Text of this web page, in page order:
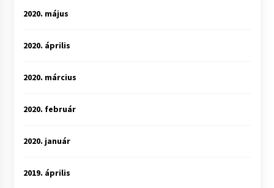
2020. május
2020. április
2020. március
2020. február
2020. január
2019. április